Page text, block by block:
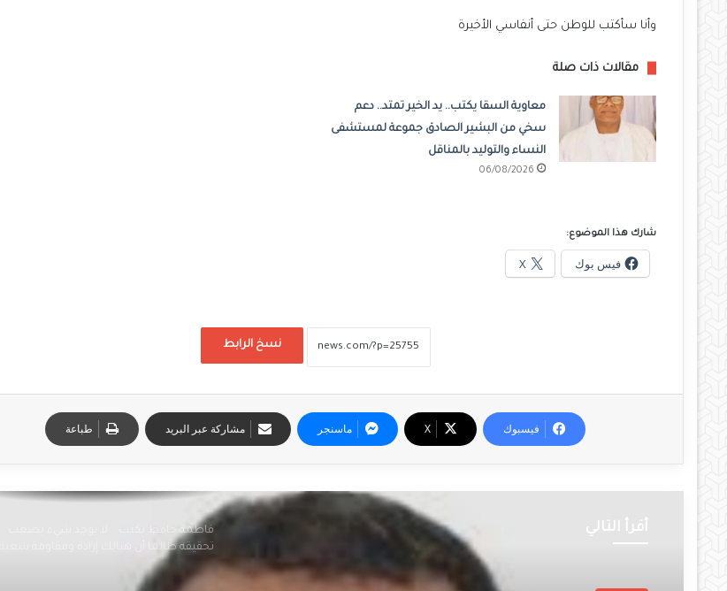
وأنا سأكتب للوطن حتى أنفاسي الأخيرة
مقالات ذات صلة
معاوية السقا يكتب.. يد الخير تمتد.. دعم
سخي من البشير الصادق جموعة لمستشفى
النساء والتوليد بالمناقل
06/08/2026
شارك هذا الموضوع:
فيس بوك X
نسخ الرابط
فيسبوك ‫X ماسنجر مشاركة عبر البريد طباعة
أقرأ التالي
فاطمة حافظ تكتب .. لا يوجد شيء يصعب
تحقيقه طالما أن هنالك إرادة ومقاومة شعبية